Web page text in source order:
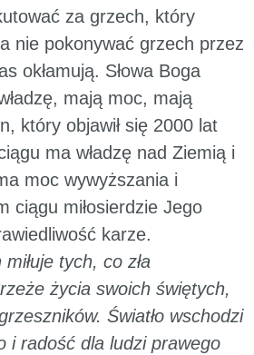
za grzech, który
nie pokonywać grzech przez
okłamują. Słowa Boga
mają moc, mają
który objawił się 2000 lat
ma władzę nad Ziemią i
moc wywyższania i
ciągu miłosierdzie Jego
karze.
tych, co zła
życia swoich świętych,
Światło wschodzi
i radość dla ludzi prawego